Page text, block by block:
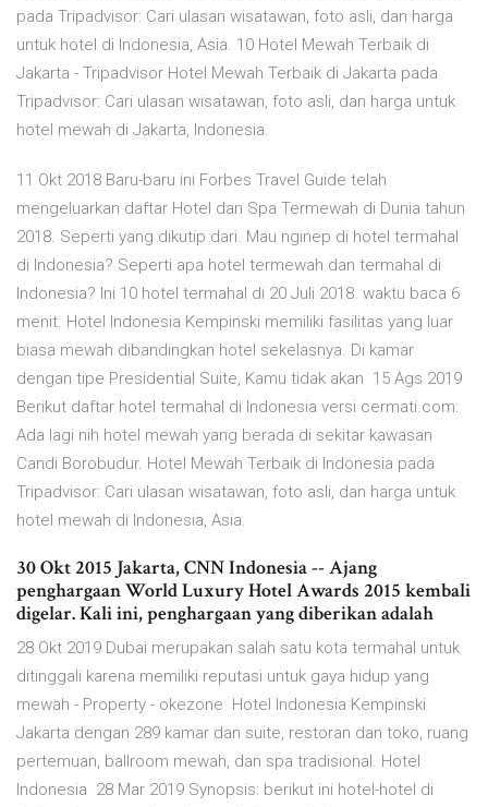
pada Tripadvisor: Cari ulasan wisatawan, foto asli, dan harga
untuk hotel di Indonesia, Asia. 10 Hotel Mewah Terbaik di
Jakarta - Tripadvisor Hotel Mewah Terbaik di Jakarta pada
Tripadvisor: Cari ulasan wisatawan, foto asli, dan harga untuk
hotel mewah di Jakarta, Indonesia.
11 Okt 2018 Baru-baru ini Forbes Travel Guide telah
mengeluarkan daftar Hotel dan Spa Termewah di Dunia tahun
2018. Seperti yang dikutip dari. Mau nginep di hotel termahal
di Indonesia? Seperti apa hotel termewah dan termahal di
Indonesia? Ini 10 hotel termahal di 20 Juli 2018. waktu baca 6
menit. Hotel Indonesia Kempinski memiliki fasilitas yang luar
biasa mewah dibandingkan hotel sekelasnya. Di kamar
dengan tipe Presidential Suite, Kamu tidak akan 15 Ags 2019
Berikut daftar hotel termahal di Indonesia versi cermati.com:
Ada lagi nih hotel mewah yang berada di sekitar kawasan
Candi Borobudur. Hotel Mewah Terbaik di Indonesia pada
Tripadvisor: Cari ulasan wisatawan, foto asli, dan harga untuk
hotel mewah di Indonesia, Asia.
30 Okt 2015 Jakarta, CNN Indonesia -- Ajang
penghargaan World Luxury Hotel Awards 2015 kembali
digelar. Kali ini, penghargaan yang diberikan adalah
28 Okt 2019 Dubai merupakan salah satu kota termahal untuk
ditinggali karena memiliki reputasi untuk gaya hidup yang
mewah - Property - okezone Hotel Indonesia Kempinski
Jakarta dengan 289 kamar dan suite, restoran dan toko, ruang
pertemuan, ballroom mewah, dan spa tradisional. Hotel
Indonesia 28 Mar 2019 Synopsis: berikut ini hotel-hotel di